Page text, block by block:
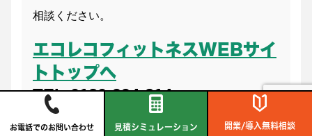
相談ください。
エコレコフィットネスWEBサイ
トトップへ
TEL:0120-994-214
お電話でのお問い合わせ 見積シミュレーション 開業/導入無料相談